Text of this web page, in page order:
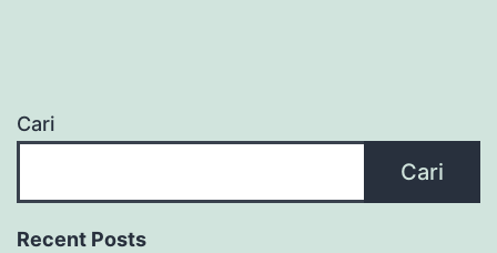
Cari
Cari
Recent Posts